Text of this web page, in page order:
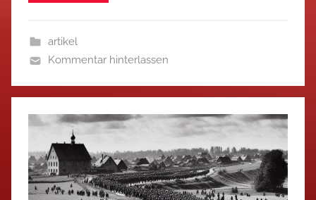
artikel
Kommentar hinterlassen